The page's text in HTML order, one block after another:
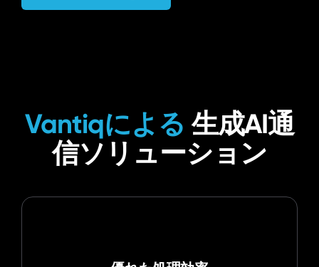
Vantiqによる 生成AI通
信ソリューション